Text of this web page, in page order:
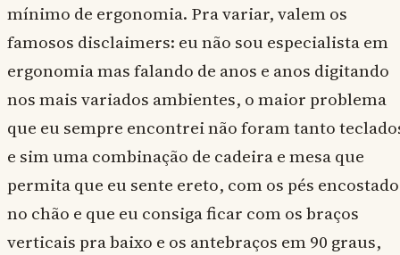
mínimo de ergonomia. Pra variar, valem os
famosos disclaimers: eu não sou especialista em
ergonomia mas falando de anos e anos digitando
nos mais variados ambientes, o maior problema
que eu sempre encontrei não foram tanto
e sim uma combinação de cadeira e mesa que
permita que eu sente ereto, com os pés
no chão e que eu consiga ficar com os braços
verticais pra baixo e os antebraços em 90 graus,